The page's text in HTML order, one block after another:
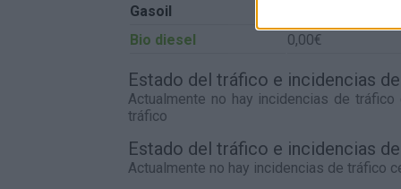
Gasoil
Bio diesel
0,00€
Estado del tráfico e incidencias
Actualmente no hay incidencias de
tráfico
Estado del tráfico e incidencias de
Actualmente no hay incidencias de tráfico